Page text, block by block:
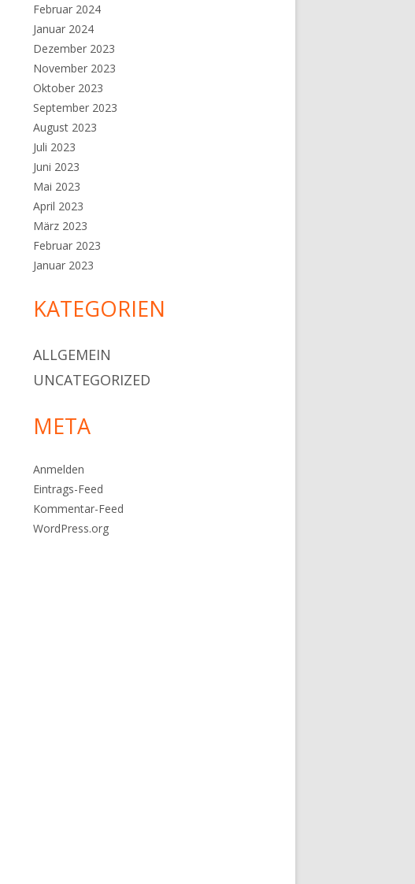
Februar 2024
Januar 2024
Dezember 2023
November 2023
Oktober 2023
September 2023
August 2023
Juli 2023
Juni 2023
Mai 2023
April 2023
März 2023
Februar 2023
Januar 2023
KATEGORIEN
ALLGEMEIN
UNCATEGORIZED
META
Anmelden
Eintrags-Feed
Kommentar-Feed
WordPress.org